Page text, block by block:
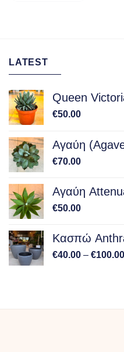
LATEST
Queen
€50.00
Αγαύη
€70.00
Αγαύη
€50.00
Κασπώ
€40.00 – €100.00